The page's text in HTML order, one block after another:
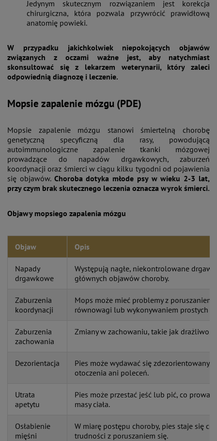
Jedynym skutecznym rozwiązaniem jest korekcja
chirurgiczna, która pozwala przywrócić prawidłową
anatomię powieki.
W przypadku jakichkolwiek niepokojących objawów
związanych z oczami ważne jest, aby natychmiast
skonsultować się z lekarzem weterynarii, który zaleci
odpowiednią diagnozę i leczenie.
Mopsie zapalenie mózgu (PDE)
Mopsie zapalenie mózgu stanowi śmiertelną chorobę
genetyczną specyficzną dla rasy, powodującą
autoimmunologiczne zapalenie tkanki mózgowej
prowadzące do napadów drgawkowych, zaburzeń
koordynacji oraz śmierci w ciągu kilku tygodni od pojawienia
się objawów. Choroba dotyka młode psy w wieku 2-3 lat,
przy czym brak skutecznego leczenia oznacza wyrok śmierci.
Objawy mopsiego zapalenia mózgu
Objaw Opis
Napady
drgawkowe
Występują nagłe, niekontrolowane
głównych objawów choroby.
Zaburzenia
koordynacji
Mops może mieć problemy z poruszaniem
równowagi lub wykonywaniem prostych
Zaburzenia
zachowania
Zmiany w zachowaniu, takie jak
Dezorientacja
Pies może wydawać się zdezorientowany,
otoczenia ani poleceń.
Utrata
apetytu
Pies może przestać jeść lub pić, co
masy ciała.
Osłabienie
mięśni
W miarę postępu choroby, pies staje się
trudności z poruszaniem się.